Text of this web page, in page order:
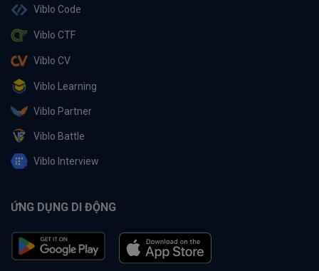
Viblo Code
Viblo CTF
Viblo CV
Viblo Learning
Viblo Partner
Viblo Battle
Viblo Interview
ỨNG DỤNG DI ĐỘNG